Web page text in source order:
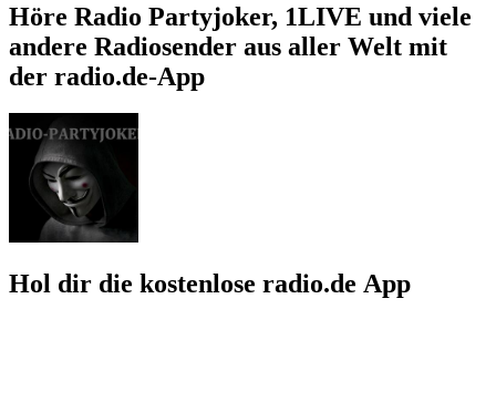
Höre Radio Partyjoker, 1LIVE und viele
andere Radiosender aus aller Welt mit
der radio.de-App
Hol dir die kostenlose radio.de App